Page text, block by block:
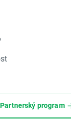
Partnerský program